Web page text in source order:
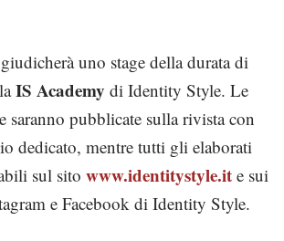
uno stage della durata di
IS Academy di Identity Style. Le
saranno pubblicate sulla rivista con
dedicato, mentre tutti gli elaborati
sul sito www.identitystyle.it e sui
e Facebook di Identity Style.